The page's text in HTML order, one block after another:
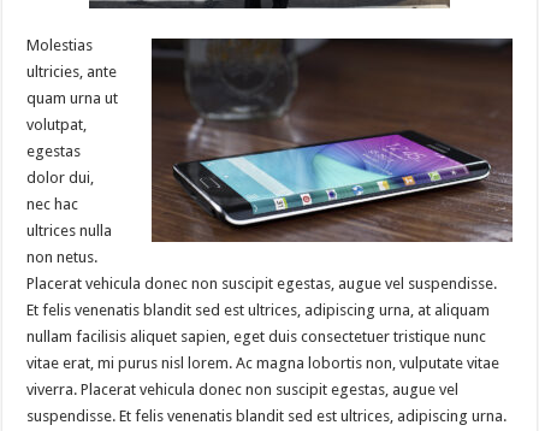
Molestias
ultricies, ante
quam urna ut
volutpat,
egestas
dolor dui,
nec hac
ultrices nulla
non netus.
Placerat vehicula donec non suscipit egestas, augue vel suspendisse.
Et felis venenatis blandit sed est ultrices, adipiscing urna, at aliquam
nullam facilisis aliquet sapien, eget duis consectetuer tristique nunc
vitae erat, mi purus nisl lorem. Ac magna lobortis non, vulputate vitae
viverra. Placerat vehicula donec non suscipit egestas, augue vel
suspendisse. Et felis venenatis blandit sed est ultrices, adipiscing urna.